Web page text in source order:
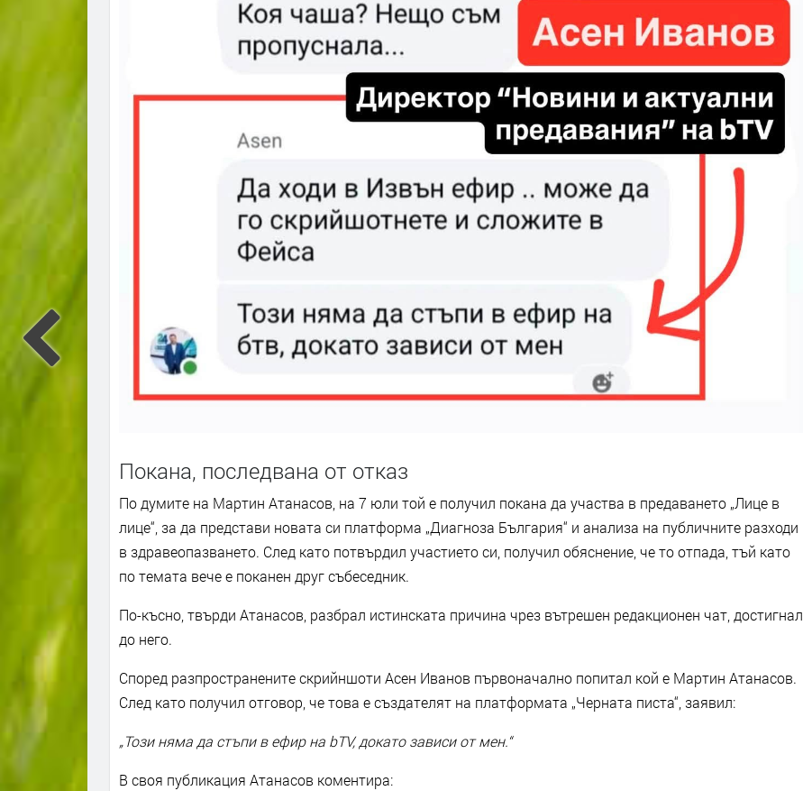
Покана, последвана от отказ
По думите на Мартин Атанасов, на 7 юли той е получил покана да участва в предаването „Лице в
лице“, за да представи новата си платформа „Диагноза България“ и анализа на публичните разходи
в здравеопазването. След като потвърдил участието си, получил обяснение, че то отпада, тъй като
по темата вече е поканен друг събеседник.
По-късно, твърди Атанасов, разбрал истинската причина чрез вътрешен редакционен чат, достигнал
до него.
Според разпространените скрийншоти Асен Иванов първоначално попитал кой е Мартин Атанасов.
След като получил отговор, че това е създателят на платформата „Черната писта“, заявил:
„Този няма да стъпи в ефир на bTV, докато зависи от мен.“
В своя публикация Атанасов коментира: